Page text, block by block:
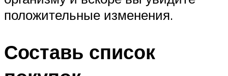
положительные изменения.
Составь список